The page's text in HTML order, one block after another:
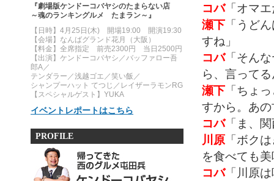
『劇場版ケンドーコバヤシのたまらない店
～魂のランキングルメ たまラン～』
【日時】4月25日(木) 開場19:00 開演19:30
【会場】なんばグランド花月（大阪）
【料金】全席指定 前売2300円 当日2500円
【出演】ケンドーコバヤシ／バッファロー吾
郎A／
テンダラー／浅越ゴエ／笑い飯／
シャンプーハット てつじ／レイザーラモンRG
【スペシャルゲスト】YUKA
イベントレポートはこちら
PROFILE
コバ「オマ
瀬下 「うど
すね」
コバ「そん
ら、言って
瀬下 「ちょ
すから。あ
コバ「ま、
川原 「ボク
を食べても
コバ「川原